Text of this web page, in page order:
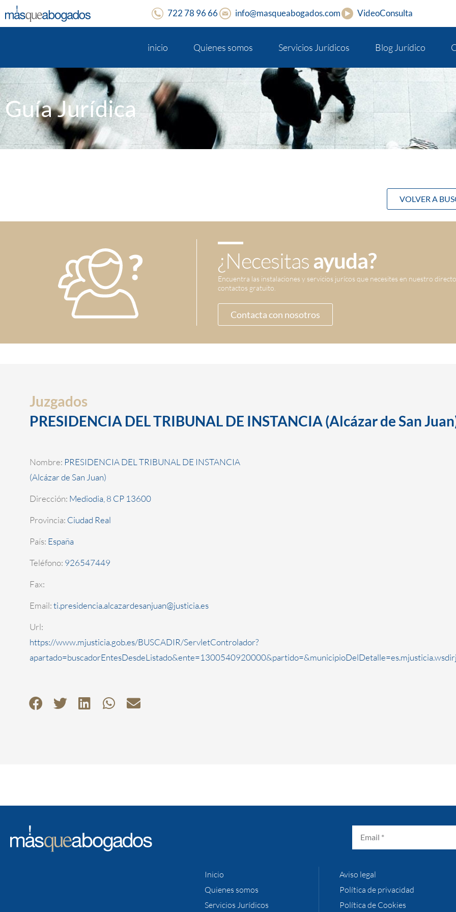
722 78 96 66 info@masqueabogados.com VideoConsulta
inicio Quienes somos Servicios Jurídicos Blog Jurídico
Guía Jurídica
VOLVER A
¿Necesitasayuda?
Encuentra las instalaciones y servicios jurícos que necesites en nuestro
contactos gratuito.
Contacta con nosotros
Juzgados
PRESIDENCIA DEL TRIBUNAL DE INSTANCIA (Alcázar de San
Nombre: PRESIDENCIA DEL TRIBUNAL DE INSTANCIA
(Alcázar de San Juan)
Dirección: Mediodia, 8 CP 13600
Provincia: Ciudad Real
País: España
Teléfono: 926547449
Fax:
Email:ti.presidencia.alcazardesanjuan@justicia.es
Url:
https://www.mjusticia.gob.es/BUSCADIR/ServletControlador?
Inicio
Quienes somos
Servicios Jurídicos
Aviso legal
Política de privacidad
Política de Cookies